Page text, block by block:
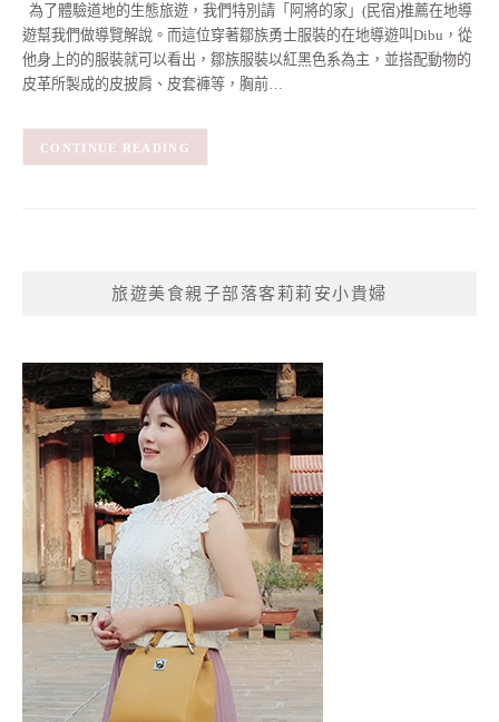
為了體驗道地的生態旅遊，我們特別請「阿將的家」(民宿)推薦在地導
遊幫我們做導覽解說。而這位穿著鄒族勇士服裝的在地導遊叫Dibu，從
他身上的的服裝就可以看出，鄒族服裝以紅黑色系為主，並搭配動物的
皮革所製成的皮披肩、皮套褲等，胸前…
CONTINUE READING
旅遊美食親子部落客莉莉安小貴婦